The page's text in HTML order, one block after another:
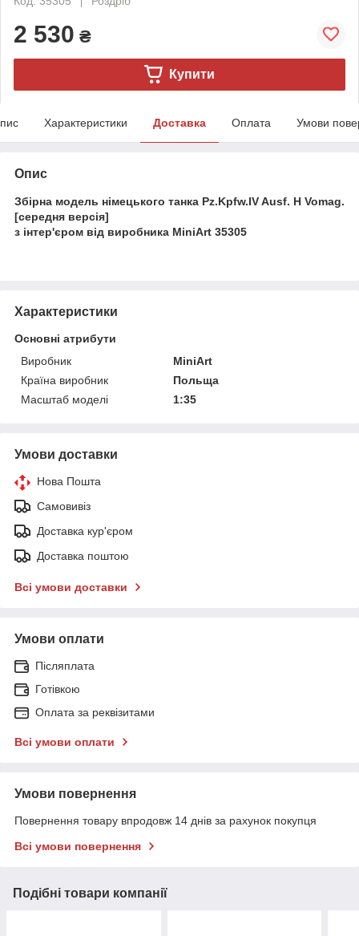
2 530 ₴
Купити
Характеристики Доставка Оплата Умови
Опис
Збірна модель німецького танка Pz.Kpfw.IV Ausf. H Vomag.
[середня версія]
з інтер'єром від виробника MiniArt 35305
Характеристики
Основні атрибути
Виробник
MiniArt
Країна виробник
Польща
Масштаб моделі
1:35
Умови доставки
Нова Пошта
Самовивіз
Доставка кур'єром
Доставка поштою
Всі умови доставки
Умови оплати
Післяплата
Готівкою
Оплата за реквізитами
Всі умови оплати
Умови повернення
Повернення товару впродовж 14 днів за рахунок покупця
Всі умови повернення
Подібні товари компанії